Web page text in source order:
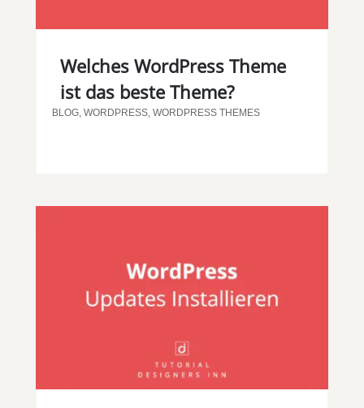
Welches WordPress Theme
ist das beste Theme?
BLOG, WORDPRESS, WORDPRESS THEMES